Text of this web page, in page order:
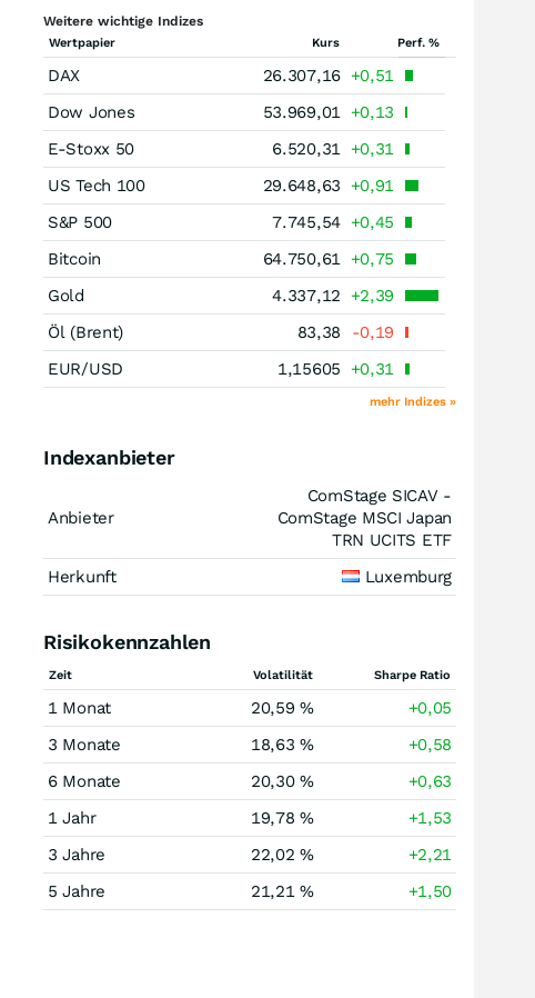
Weitere wichtige Indizes
Wertpapier Kurs Perf. %
DAX 26.307,16 +0,51
Dow Jones
53.969,01 +0,13
E-Stoxx 50
6.520,31 +0,31
US Tech 100
29.648,63
+0,91
S&P 500
7.745,54 +0,45
Bitcoin
64.750,61 +0,75
Gold
4.337,12
+2,39
Öl (Brent)
83,38
-0,19
EUR/USD
1,15605 +0,31
mehr Indizes »
Indexanbieter
Anbieter
ComStage SICAV -
ComStage MSCI Japan
TRN UCITS ETF
Herkunft
Luxemburg
Risikokennzahlen
Zeit Volatilität Sharpe Ratio
1 Monat 20,59 %
+0,05
3 Monate
18,63 %
+0,58
6 Monate
20,30 %
+0,63
1 Jahr
19,78 %
+1,53
3 Jahre
22,02 %
+2,21
5 Jahre
21,21 % +1,50